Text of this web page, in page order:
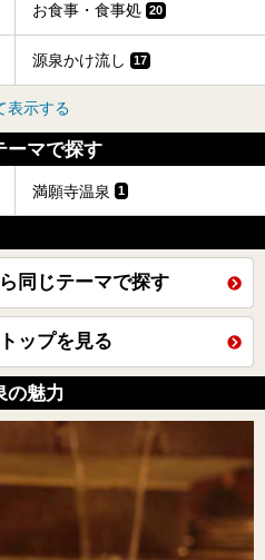
お食事・食事処 20
源泉かけ流し 17
表示する
ーマで探す
満願寺温泉 1
同じテーマで探す
ップを見る
の魅力